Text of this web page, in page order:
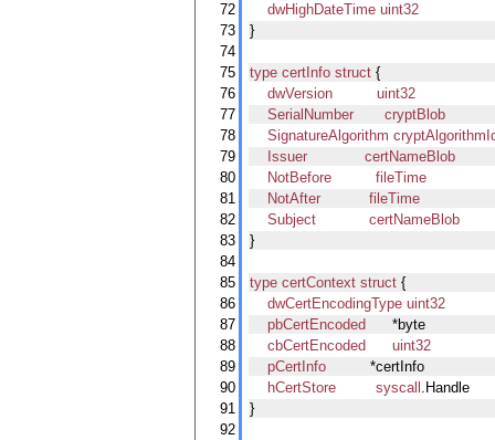
72
73
74
75
76
77
78
79
80
81
82
83
84
85
86
87
88
89
90
91
92
dwHighDateTime uint32
}
type certInfo struct {
dwVersion
uint32
SerialNumber
cryptBlob
SignatureAlgorithm
Issuer
certNameBlob
NotBefore
fileTime
NotAfter
fileTime
Subject
certNameBlob
}
type certContext struct {
dwCertEncodingType uint32
pbCertEncoded
      *byte
cbCertEncoded
uint32
pCertInfo
          *certInfo
hCertStore
syscall .Handle
}